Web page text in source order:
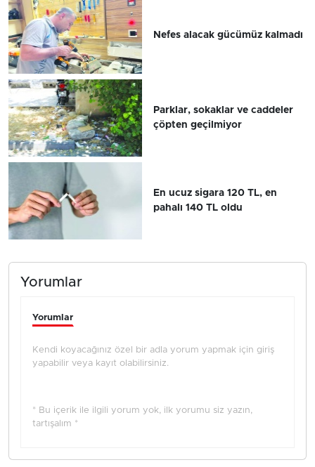
Nefes alacak gücümüz kalmadı
Parklar, sokaklar ve caddeler
çöpten geçilmiyor
En ucuz sigara 120 TL, en
pahalı 140 TL oldu
Yorumlar
Yorumlar
Kendi koyacağınız özel bir adla yorum yapmak için giriş
yapabilir veya kayıt olabilirsiniz.
* Bu içerik ile ilgili yorum yok, ilk yorumu siz yazın,
tartışalım *